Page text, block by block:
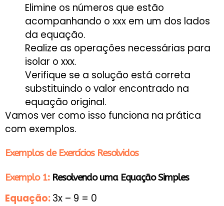
Elimine os números que estão
acompanhando o xxx em um dos lados
da equação.
Realize as operações necessárias para
isolar o xxx.
Verifique se a solução está correta
substituindo o valor encontrado na
equação original.
Vamos ver como isso funciona na prática
com exemplos.
Exemplos de Exercícios Resolvidos
Exemplo 1: Resolvendo uma Equação Simples
Equação:3x – 9 = 0